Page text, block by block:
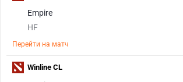
Empire
HF
Перейти на матч
Winline CL